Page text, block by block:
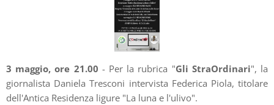
3 maggio, ore 21.00 - Per la rubrica "Gli StraOrdinari", la
giornalista Daniela Tresconi intervista Federica Piola, titolare
dell'Antica Residenza ligure "La luna e l'ulivo".